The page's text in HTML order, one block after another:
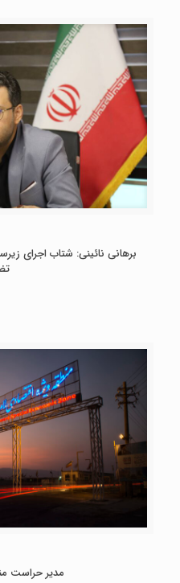
برهانی نائینی: شتاب اجرای
مدیر حراست